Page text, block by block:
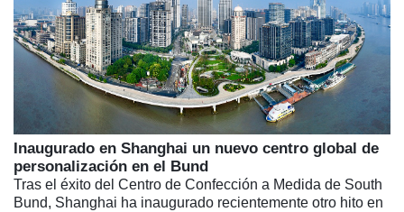
Inaugurado en Shanghai un nuevo centro global de
personalización en el Bund
Tras el éxito del Centro de Confección a Medida de South
Bund, Shanghai ha inaugurado recientemente otro hito en